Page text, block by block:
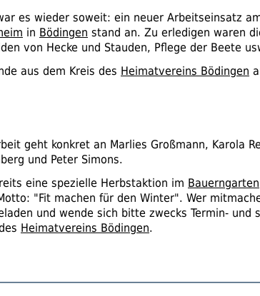
es wieder soweit: ein neuer Arbeitseinsatz
in Bödingen stand an. Zu erledigen waren
von Hecke und Stauden, Pflege der Beete
aus dem Kreis des Heimatvereins Bödingen
geht konkret an Marlies Großmann, Karola
und Peter Simons.
eine spezielle Herbstaktion im Bauerngarten
"Fit machen für den Winter". Wer
und wende sich bitte zwecks Termin- und
Heimatvereins Bödingen.